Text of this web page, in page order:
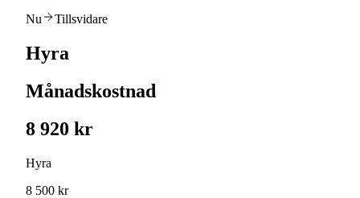
Nu Tillsvidare
Hyra
Månadskostnad
8 920 kr
Hyra
8 500 kr